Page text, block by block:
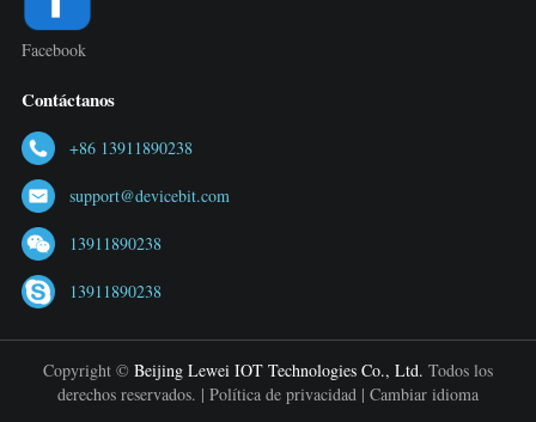
Facebook
Contáctanos
+86 13911890238
support@devicebit.com
13911890238
13911890238
Copyright © Beijing Lewei IOT Technologies Co., Ltd. Todos los
derechos reservados. | Política de privacidad | Cambiar idioma